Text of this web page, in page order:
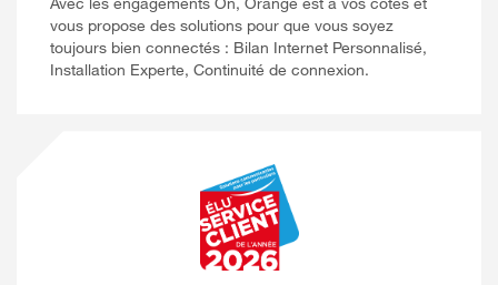
vous propose des solutions pour que vous soyez
toujours bien connectés : Bilan Internet Personnalisé,
Installation Experte, Continuité de connexion.